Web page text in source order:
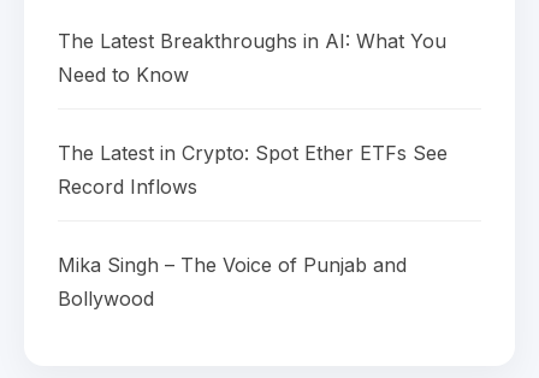
The Latest Breakthroughs in AI: What You
Need to Know
The Latest in Crypto: Spot Ether ETFs See
Record Inflows
Mika Singh – The Voice of Punjab and
Bollywood